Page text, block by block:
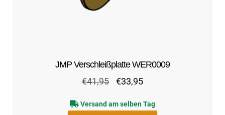
JMP Verschleißplatte WER0009
€41,95
Ursprünglicher
war:
€33,95Aktueller
ist:
Versand am selben Tag